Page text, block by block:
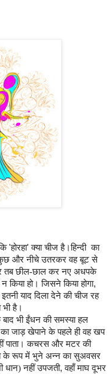
'होरहा'क्‍या चीज है।हिन्दी का
और नीचे उतरकर वह बूट से
तब छील-छाल कर नए अधपके
हो। जिसने किया होगा,
याद दिला देने की चीज रह
भी है।
बाद भी ईंधन की समस्‍या हल
का जाड़ खेपाने के पहले ही वह खप
पाता। कचरस और मटर की
के रूप में भुने अन्‍न का सुअवसर
धान) नहीं उपजती,वहाँ माघ दूभर